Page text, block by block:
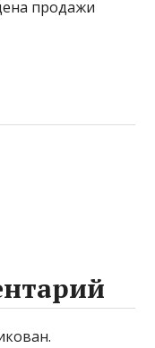
продажи